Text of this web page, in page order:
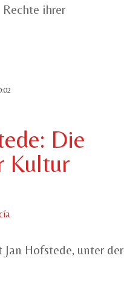
ihrer
Die
Kultur
Hofstede, unter der